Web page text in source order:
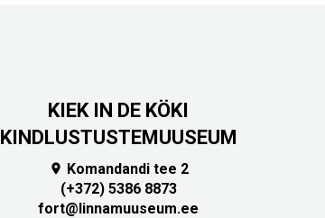
KIEK IN DE KÖKI
KINDLUSTUSTEMUUSEUM
 Komandandi tee 2
(+372) 5386 8873
fort@linnamuuseum.ee